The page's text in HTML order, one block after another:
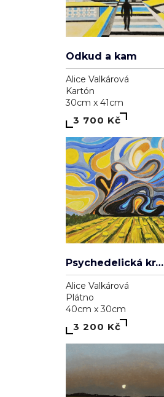
Odkud a kam
Alice Valkárová
Kartón
30cm x 41cm
3 700 Kč
Psychedelická krajina
Alice Valkárová
Plátno
40cm x 30cm
3 200 Kč